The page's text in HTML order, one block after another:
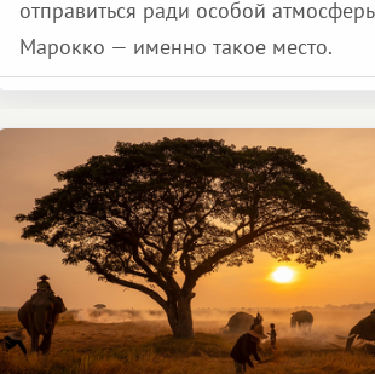
отправиться ради особой
Марокко — именно такое место.